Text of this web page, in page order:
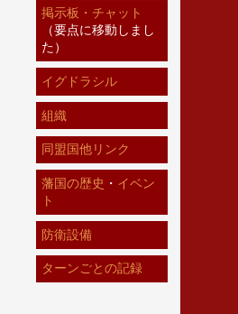
掲示板・チャット
（要点に移動しまし
た）
イグドラシル
組織
同盟国他リンク
藩国の歴史 ・ イベン
ト
防衛設備
ターンごとの記録